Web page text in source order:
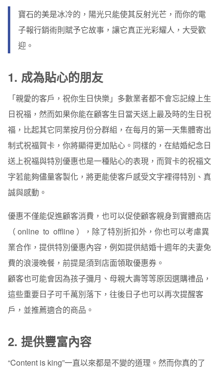
和朋友分享
寶石的美是冰冷的，陽光只能使其反射光芒，而你的電
子報行銷術則賦予它故事，讓它真正光彩耀人，大受歡
迎。
1. 成為貼心的朋友
「親愛的客戶，祝你生日快樂」多數業者都不會忘記線上生
日祝福，然而如果你能在顧客生日當天送上最及時的生日祝
福，比起其它同業按月份分群組，在每月的第一天集體寄出
制式祝福賀卡，你將顯得更加貼心。同樣的，在結婚紀念日
送上祝福與特別優惠也是一種貼心的表現，而賀卡的祝福文
字若能夠儘量客製化，將更能使客戶感受文字裡得特別、真
誠與感動。
優惠不僅能促進顧客消費，也可以促使顧客親身到實體商店
（ online to offline ），除了特別折扣外，你也可以考慮異
業合作，提供特別優惠內容，例如提供結婚十週年的夫妻免
費的浪漫晚餐，前提是須到店面領取優惠券。
顧客也可能會因為孩子彌月、母親大壽等等原因選購禮品，
這些重要日子可千萬別落下，往後日子也可以再次提醒客
戶，並推薦適合的商品。
2. 提供豐富內容
“Content is king”一直以來都是不變的道理。然而你真的了